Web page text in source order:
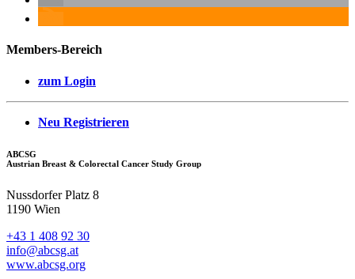
Members-Bereich
zum Login
Neu Registrieren
ABCSG
Austrian Breast & Colorectal Cancer Study Group
Nussdorfer Platz 8
1190 Wien
+43 1 408 92 30
info@abcsg.at
www.abcsg.org